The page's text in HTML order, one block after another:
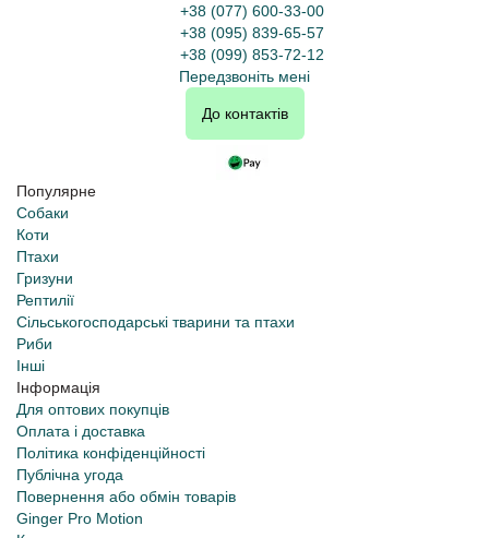
+38 (077) 600-33-00
+38 (095) 839-65-57
+38 (099) 853-72-12
Передзвоніть мені
До контактів
Популярне
Собаки
Коти
Птахи
Гризуни
Рептилії
Сільськогосподарські тварини та птахи
Риби
Інші
Інформація
Для оптових покупців
Оплата і доставка
Політика конфіденційності
Публічна угода
Повернення або обмін товарів
Ginger Pro Motion